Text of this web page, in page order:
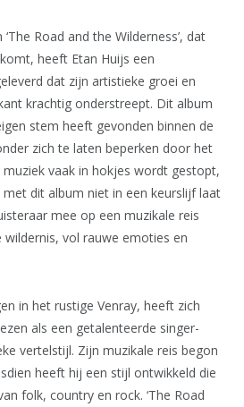
Road and the Wilderness’, dat
heeft Etan Huijs een
dat zijn artistieke groei en
krachtig onderstreept. Dit album
stem heeft gevonden binnen de
zich te laten beperken door het
vaak in hokjes wordt gestopt,
dit album niet in een keurslijf laat
mee op een muzikale reis
vol rauwe emoties en
in het rustige Venray, heeft zich
als een getalenteerde singer-
vertelstijl. Zijn muzikale reis begon
heeft hij een stijl ontwikkeld die
folk, country en rock. ‘The Road